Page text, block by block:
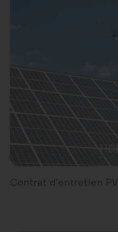
Contrat d’entretien PV